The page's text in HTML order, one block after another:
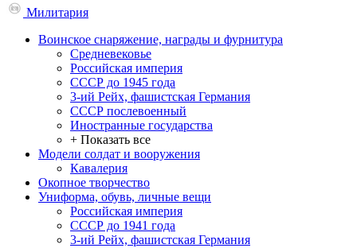
Милитария
Воинское снаряжение, награды и фурнитура
Средневековье
Российская империя
СССР до 1945 года
3-ий Рейх, фашистская Германия
СССР послевоенный
Иностранные государства
+ Показать все
Модели солдат и вооружения
Кавалерия
Окопное творчество
Униформа, обувь, личные вещи
Российская империя
СССР до 1941 года
3-ий Рейх, фашистская Германия